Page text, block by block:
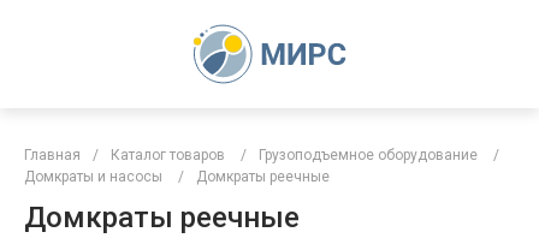
Главная / Каталог товаров / Грузоподъемное оборудование
/
Домкраты и насосы
/ Домкраты реечные
Домкраты реечные